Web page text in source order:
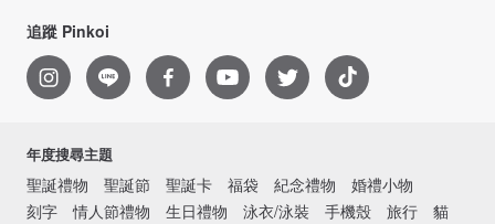
追蹤 Pinkoi
年度搜尋主題
聖誕禮物 聖誕節 聖誕卡 福袋 紀念禮物
婚禮小物
刻字
情人節禮物 生日禮物 泳衣/泳裝 手機殼 旅行 貓